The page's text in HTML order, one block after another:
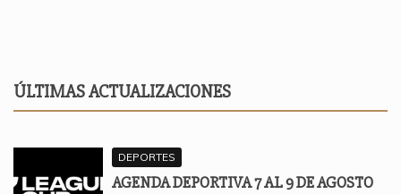
ÚLTIMAS ACTUALIZACIONES
DEPORTES
AGENDA DEPORTIVA 7 AL 9 DE AGOSTO